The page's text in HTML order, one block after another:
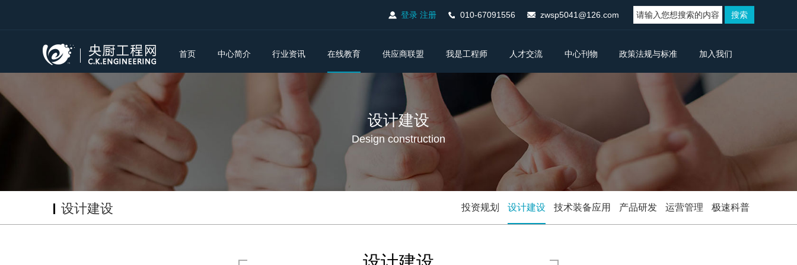
登录 注册 010-67091556 zwsp5041@126.com
首页 中心简介 行业资讯 在线教育 供应商联盟 我是工程师 人才交流 中心刊物 政策法规与标准 加入我们
设计建设
Design construction
设计建设 投资规划 设计建设 技术装备应用 产品研发 运营管理 极速科普